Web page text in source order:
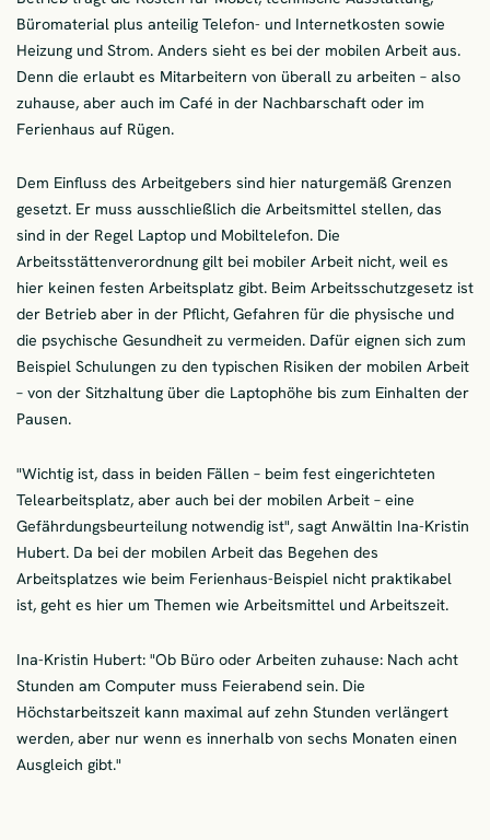
Büromaterial plus anteilig Telefon- und Internetkosten sowie
Heizung und Strom. Anders sieht es bei der mobilen Arbeit aus.
Denn die erlaubt es Mitarbeitern von überall zu arbeiten – also
zuhause, aber auch im Café in der Nachbarschaft oder im
Ferienhaus auf Rügen.
Dem Einfluss des Arbeitgebers sind hier naturgemäß Grenzen
gesetzt. Er muss ausschließlich die Arbeitsmittel stellen, das
sind in der Regel Laptop und Mobiltelefon. Die
Arbeitsstättenverordnung gilt bei mobiler Arbeit nicht, weil es
hier keinen festen Arbeitsplatz gibt. Beim Arbeitsschutzgesetz ist
der Betrieb aber in der Pflicht, Gefahren für die physische und
die psychische Gesundheit zu vermeiden. Dafür eignen sich zum
Beispiel Schulungen zu den typischen Risiken der mobilen Arbeit
– von der Sitzhaltung über die Laptophöhe bis zum Einhalten der
Pausen.
"Wichtig ist, dass in beiden Fällen – beim fest eingerichteten
Telearbeitsplatz, aber auch bei der mobilen Arbeit – eine
Gefährdungsbeurteilung notwendig ist", sagt Anwältin Ina-Kristin
Hubert. Da bei der mobilen Arbeit das Begehen des
Arbeitsplatzes wie beim Ferienhaus-Beispiel nicht praktikabel
ist, geht es hier um Themen wie Arbeitsmittel und Arbeitszeit.
Ina-Kristin Hubert: "Ob Büro oder Arbeiten zuhause: Nach acht
Stunden am Computer muss Feierabend sein. Die
Höchstarbeitszeit kann maximal auf zehn Stunden verlängert
werden, aber nur wenn es innerhalb von sechs Monaten einen
Ausgleich gibt."